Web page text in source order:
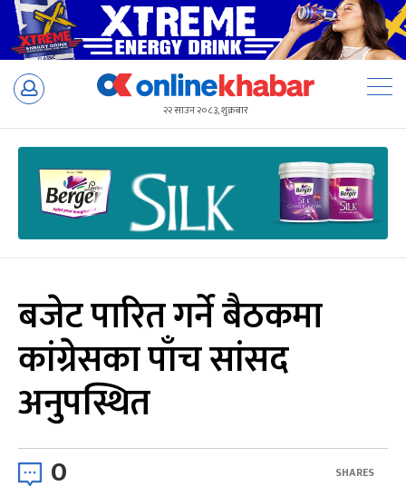
Skip
२२ साउन २०८३, शुक्रबार
बजेट पारित गर्ने बैठकमा
कांग्रेसका पाँच सांसद
अनुपस्थित
0 SHARES